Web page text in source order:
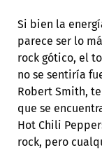
Si bien la
parece ser lo
rock gótico, el
no se sentiría
Robert Smith,
que se
Hot Chili
rock, pero